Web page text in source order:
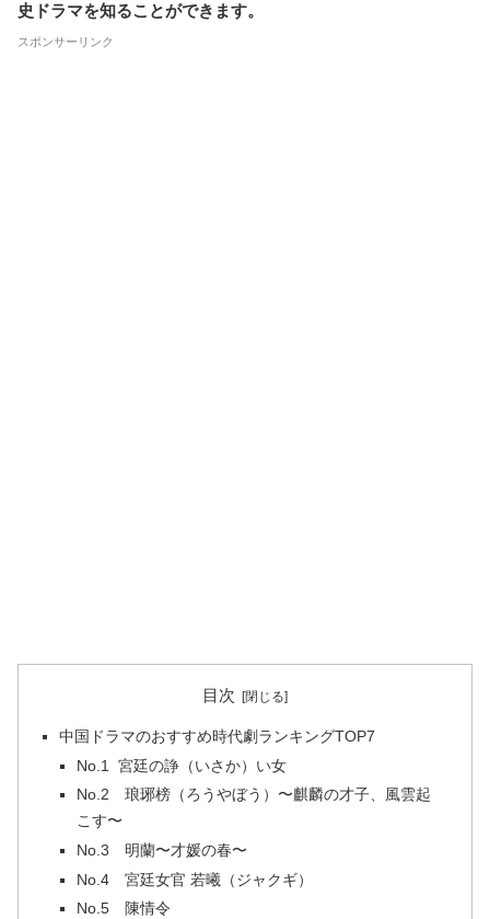
史ドラマを知ることができます。
スポンサーリンク
目次
中国ドラマのおすすめ時代劇ランキングTOP7
No.1 宮廷の諍（いさか）い女
No.2 琅琊榜（ろうやぼう）〜麒麟の才子、風雲起
こす〜
No.3 明蘭〜才媛の春〜
No.4 宮廷女官 若曦（ジャクギ）
No.5 陳情令